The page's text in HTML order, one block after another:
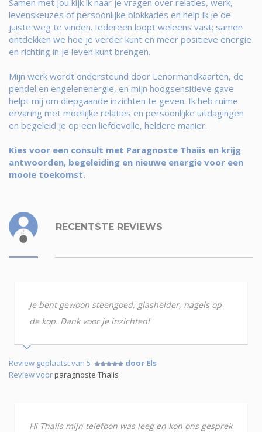
levenskeuzes of persoonlijke blokkades en help ik je de
juiste weg te vinden. Iedereen loopt weleens vast; samen
ontdekken we hoe je verder kunt en meer positieve energie
en richting in je leven kunt brengen.
Mijn werk wordt ondersteund door Lenormandkaarten, de
pendel en engelenenergie, en mijn hoogsensitieve gave
helpt mij om diepgaande inzichten te geven. Ik heb ruime
ervaring met moeilijke relaties en persoonlijke uitdagingen
en begeleid je op een liefdevolle, heldere manier.
Kies voor een consult met Paragnoste Thaiis en krijg
antwoorden, begeleiding en nieuwe energie voor een
mooie toekomst.
RECENTSTE REVIEWS
Je bent gewoon steengoed, glashelder, nagels op
de kop. Dank voor je inzichten!
Review geplaatst van 5
door Els
Review voorparagnoste Thaiis
Hi Thaiis mijn telefoon was leeg en kon ons gesprek